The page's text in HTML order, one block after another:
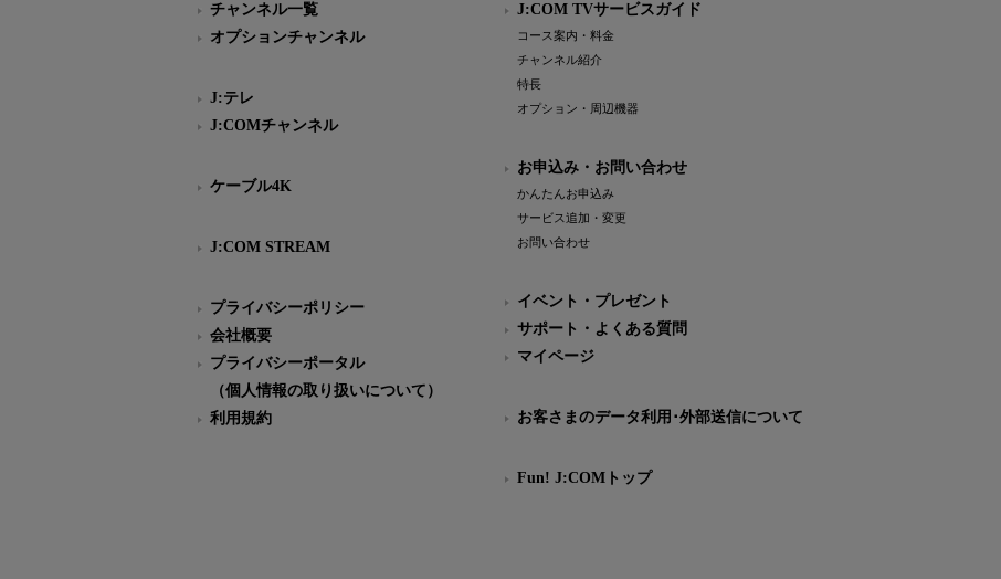
チャンネル一覧
オプションチャンネル
J:テレ
J:COMチャンネル
ケーブル4K
J:COM STREAM
プライバシーポリシー
会社概要
プライバシーポータル
（個人情報の取り扱いについて）
利用規約
J:COM TVサービスガイド
コース案内・料金
チャンネル紹介
特長
オプション・周辺機器
お申込み・お問い合わせ
かんたんお申込み
サービス追加・変更
お問い合わせ
イベント・プレゼント
サポート・よくある質問
マイページ
お客さまのデータ利用･外部送信について
Fun! J:COMトップ